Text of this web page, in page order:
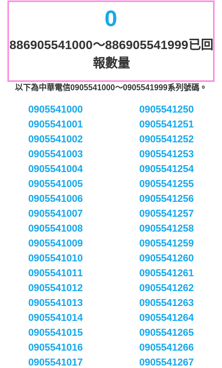
0
886905541000～886905541999已回
報數量
以下為中華電信0905541000～0905541999系列號碼。
0905541000
0905541001
0905541002
0905541003
0905541004
0905541005
0905541006
0905541007
0905541008
0905541009
0905541010
0905541011
0905541012
0905541013
0905541014
0905541015
0905541016
0905541017
0905541250
0905541251
0905541252
0905541253
0905541254
0905541255
0905541256
0905541257
0905541258
0905541259
0905541260
0905541261
0905541262
0905541263
0905541264
0905541265
0905541266
0905541267